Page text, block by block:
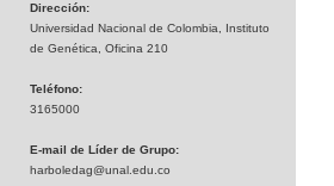
Dirección:
Universidad Nacional de Colombia, Instituto
de Genética, Oficina 210
Teléfono:
3165000
E-mail de Líder de Grupo:
harboledag@unal.edu.co